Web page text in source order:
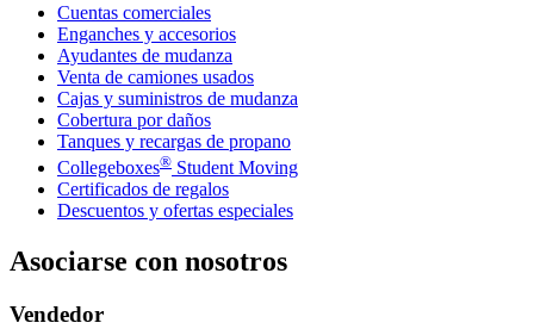
Cuentas comerciales
Enganches y accesorios
Ayudantes de mudanza
Venta de camiones usados
Cajas y suministros de mudanza
Cobertura por daños
Tanques y recargas de propano
Collegeboxes® Student Moving
Certificados de regalos
Descuentos y ofertas especiales
Asociarse con nosotros
Vendedor